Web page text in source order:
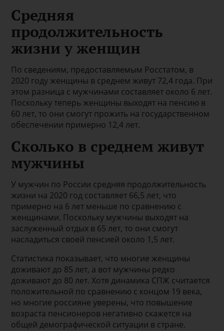
Средняя
продолжительность
жизни у женщин
По сведениям, предоставляемым Росстатом, в
2020 году женщины в среднем живут 72,4 года. При
этом разница с мужчинами составляет около 6 лет.
Поскольку теперь женщины выходят на пенсию в
60 лет, то они смогут прожить на государственном
обеспечении примерно 12,4 лет.
Сколько в среднем живут
мужчины
У мужчин по России средняя продолжительность
жизни на 2020 год составляет 66,5 лет, что
примерно на 6 лет меньше по сравнению с
женщинами. Поскольку мужчины выходят на
заслуженный отдых в 65 лет, то они смогут
насладиться своей пенсией около 1,5 лет.
Статистика показывает, что многие женщины
доживают до 85 лет, а вот мужчины редко
доживают до 80 лет. Хотя динамика СПЖ считается
положительной по сравнению с концом 19 века,
но многие россияне уверены, что повышение
возраста пенсионеров негативно скажется на
общей демографической ситуации в стране.